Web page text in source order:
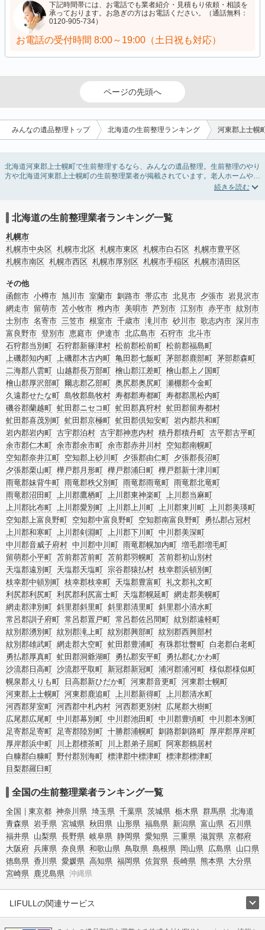
下記時間帯には、お電話でも業者紹介・見積もり依頼・相談を
承っております。お急ぎの方はお電話ください。（通話無料：
0120-905-734）
お電話の受付時間 8:00～19:00（土日祝も対応）
ページの先頭へ
みんなの遺品整理トップ 北海道の生前整理ランキング 河東郡上士幌
北海道河東郡上士幌町で生前整理するなら、みんなの遺品整理。生前整理のやり
方や北海道河東郡上士幌町の生前整理業者が掲載されています。老人ホームや介
護施設入居に伴う不用品の処分・回収・引き取りから、在宅介護の介護整理や福
続相談などのオプションサービスで絞り込み検索を利用してみましょう。
またお役立ち情報も豊富なので終活でエンディングノートの選び方や、整理整
頓・老前整理・生前整理のコツについてもチェックしてみてください。
北海道の生前整理業者ランキング一覧
札幌市
札幌市中央区 札幌市北区 札幌市東区 札幌市白石区 札幌市豊平区
札幌市南区 札幌市西区 札幌市厚別区 札幌市手稲区 札幌市清田区
その他
函館市 小樽市 旭川市 室蘭市 釧路市 帯広市 北見市 夕張市 岩見沢市
網走市 留萌市 苫小牧市 稚内市 美唄市 芦別市 江別市 赤平市 紋別市
士別市 名寄市 三笠市 根室市 千歳市 滝川市 砂川市 歌志内市 深川市
富良野市 登別市 恵庭市 伊達市 北広島市 石狩市 北斗市
石狩郡当別町 石狩郡新篠津村 松前郡松前町 松前郡福島町
上磯郡知内町 上磯郡木古内町 亀田郡七飯町 茅部郡鹿部町 茅部郡森町
二海郡八雲町 山越郡長万部町 檜山郡江差町 檜山郡上ノ国町
檜山郡厚沢部町 爾志郡乙部町 奥尻郡奥尻町 瀬棚郡今金町
久遠郡せたな町 島牧郡島牧村 寿都郡寿都町 寿都郡黒松内町
磯谷郡蘭越町 虻田郡ニセコ町 虻田郡真狩村 虻田郡留寿都村
虻田郡喜茂別町 虻田郡京極町 虻田郡倶知安町 岩内郡共和町
岩内郡岩内町 古宇郡泊村 古宇郡神恵内村 積丹郡積丹町 古平郡古平町
余市郡仁木町 余市郡余市町 余市郡赤井川村 空知郡南幌町
空知郡奈井江町 空知郡上砂川町 夕張郡由仁町 夕張郡長沼町
夕張郡栗山町 樺戸郡月形町 樺戸郡浦臼町 樺戸郡新十津川町
雨竜郡妹背牛町 雨竜郡秩父別町 雨竜郡雨竜町 雨竜郡北竜町
雨竜郡沼田町 上川郡鷹栖町 上川郡東神楽町 上川郡当麻町
上川郡比布町 上川郡愛別町 上川郡上川町 上川郡東川町 上川郡美瑛町
空知郡上富良野町 空知郡中富良野町 空知郡南富良野町 勇払郡占冠村
上川郡和寒町 上川郡剣淵町 上川郡下川町 中川郡美深町
中川郡音威子府村 中川郡中川町 雨竜郡幌加内町 増毛郡増毛町
留萌郡小平町 苫前郡苫前町 苫前郡羽幌町 苫前郡初山別村
天塩郡遠別町 天塩郡天塩町 宗谷郡猿払村 枝幸郡浜頓別町
枝幸郡中頓別町 枝幸郡枝幸町 天塩郡豊富町 礼文郡礼文町
利尻郡利尻町 利尻郡利尻富士町 天塩郡幌延町 網走郡美幌町
網走郡津別町 斜里郡斜里町 斜里郡清里町 斜里郡小清水町
常呂郡訓子府町 常呂郡置戸町 常呂郡佐呂間町 紋別郡遠軽町
紋別郡湧別町 紋別郡滝上町 紋別郡興部町 紋別郡西興部村
紋別郡雄武町 網走郡大空町 虻田郡豊浦町 有珠郡壮瞥町 白老郡白老町
勇払郡厚真町 虻田郡洞爺湖町 勇払郡安平町 勇払郡むかわ町
沙流郡日高町 沙流郡平取町 新冠郡新冠町 浦河郡浦河町 様似郡様似町
幌泉郡えりも町
日高郡新ひだか町 河東郡音更町 河東郡士幌町
河東郡上士幌町 河東郡鹿追町 上川郡新得町 上川郡清水町
河西郡芽室町 河西郡中札内村 河西郡更別村 広尾郡大樹町
広尾郡広尾町 中川郡幕別町 中川郡池田町 中川郡豊頃町 中川郡本別町
足寄郡足寄町 足寄郡陸別町 十勝郡浦幌町 釧路郡釧路町 厚岸郡厚岸町
厚岸郡浜中町
川上郡標茶町 川上郡弟子屈町 阿寒郡鶴居村
白糠郡白糠町 野付郡別海町 標津郡中標津町 標津郡標津町
目梨郡羅臼町
全国の生前整理業者ランキング一覧
全国 東京都 神奈川県 埼玉県 千葉県 茨城県 栃木県 群馬県 北海道
青森県 岩手県 宮城県 秋田県 山形県 福島県 新潟県 富山県 石川県
福井県 山梨県 長野県 岐阜県 静岡県 愛知県 三重県 滋賀県 京都府
大阪府 兵庫県 奈良県 和歌山県 鳥取県 島根県 岡山県 広島県 山口県
徳島県 香川県 愛媛県 高知県 福岡県 佐賀県 長崎県 熊本県 大分県
宮崎県 鹿児島県 沖縄県
LIFULLの関連サービス